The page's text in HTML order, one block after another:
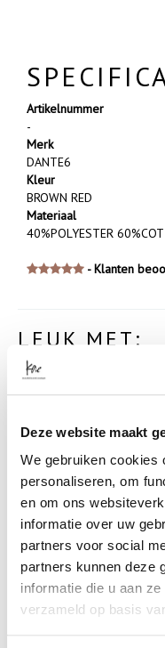
Deze website maakt
We gebruiken cookies
personaliseren, om
en om ons
informatie over uw
partners voor social
partners kunnen deze
informatie die u aan
verzameld op basis
Artikelnummer
-
Merk
DANTE6
Kleur
BROWN RED
Materiaal
40%POLYESTER
- Klanten
LEUK MET:
SALE
DANTE6 ZORA
SCOOPNECK LOGO
TANKTOP *IN GREY
BROWN